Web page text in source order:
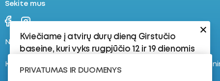
Sekite mus
Naujienos Stovyklos
Kontaktai Registruokis į plaukimo
PRIVATUMAS IR DUOMENYS
Kviečiame į atvirų durų dieną Girstučio
baseine, kuri vyks rugpjūčio 12 ir 19 dienomis
Rugpjūčio 12 d.: